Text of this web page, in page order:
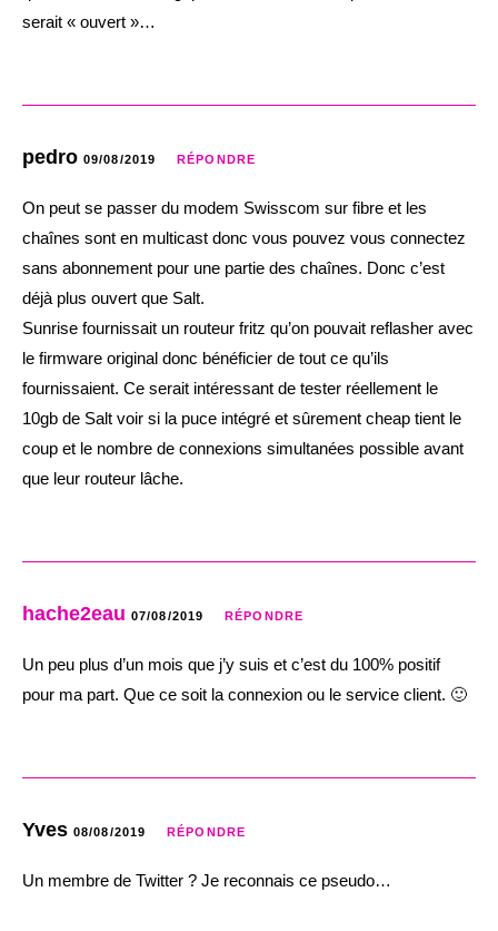
serait « ouvert »…
pedro 09/08/2019 RÉPONDRE
On peut se passer du modem Swisscom sur fibre et les
chaînes sont en multicast donc vous pouvez vous connectez
sans abonnement pour une partie des chaînes. Donc c’est
déjà plus ouvert que Salt.
Sunrise fournissait un routeur fritz qu’on pouvait reflasher avec
le firmware original donc bénéficier de tout ce qu’ils
fournissaient. Ce serait intéressant de tester réellement le
10gb de Salt voir si la puce intégré et sûrement cheap tient le
coup et le nombre de connexions simultanées possible avant
que leur routeur lâche.
hache2eau 07/08/2019 RÉPONDRE
Un peu plus d’un mois que j’y suis et c’est du 100% positif
pour ma part. Que ce soit la connexion ou le service client. 🙂
Yves 08/08/2019 RÉPONDRE
Un membre de Twitter ? Je reconnais ce pseudo…